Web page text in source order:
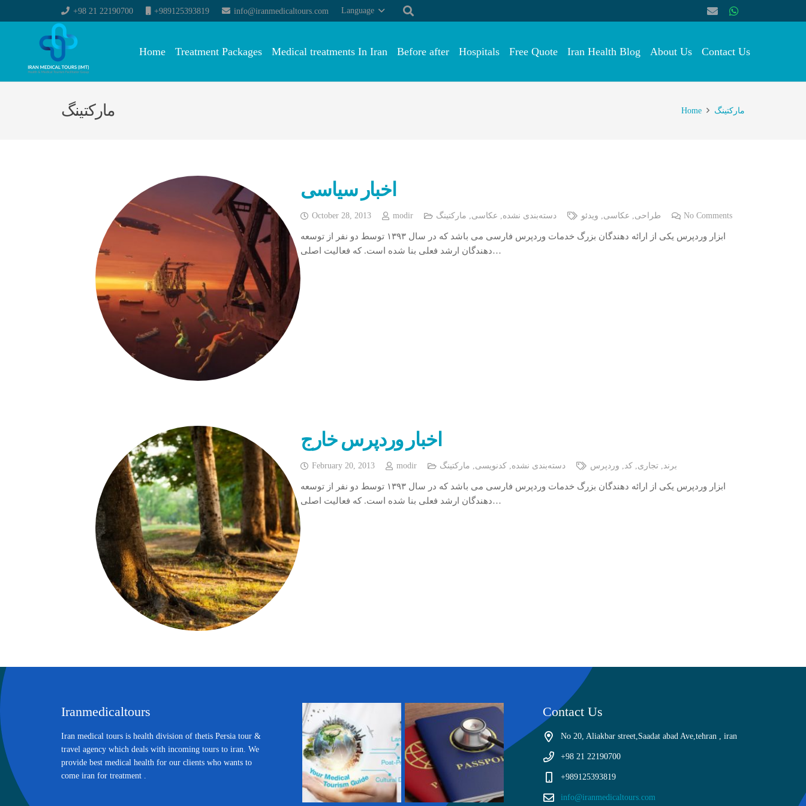
+98 21 22190700 +989125393819 info@iranmedicaltours.com Language
Home Treatment Packages Medical treatments In Iran Before after Hospitals Free Quote Iran Health Blog About Us Contact Us
مارکتینگ Home مارکتینگ
اخبار سیاسی
October 28, 2013 modir دسته‌بندی نشده عکاسی مارکتینگ طراحی عکاسی ویدئو No Comments
ابزار وردپرس یکی از ارائه دهندگان بزرگ خدمات وردپرس فارسی می باشد که در سال ۱۳۹۳ توسط دو نفر از توسعه
دهندگان ارشد فعلی بنا شده است. که فعالیت اصلی…
اخبار وردپرس خارج
February 20, 2013 modir دسته‌بندی نشده کدنویسی مارکتینگ برند ,تجاری ,کد وردپرس
ابزار وردپرس یکی از ارائه دهندگان بزرگ خدمات وردپرس فارسی می باشد که در سال ۱۳۹۳ توسط دو نفر از توسعه
دهندگان ارشد فعلی بنا شده است. که فعالیت اصلی…
Iranmedicaltours
Iran medical tours is health division of thetis Persia tour &
travel agency which deals with incoming tours to iran. We
provide best medical health for our clients who wants to
come iran for treatment .
Contact Us
No 20, Aliakbar street,Saadat abad Ave,tehran , iran
+98 21 22190700
+989125393819
info@iranmedicaltours.com